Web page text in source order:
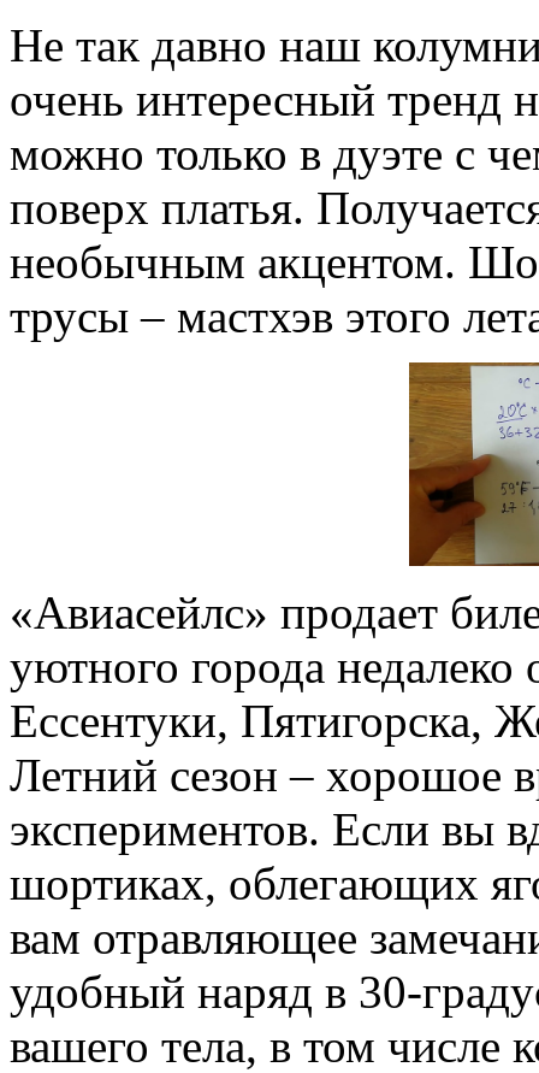
Не так давно наш
очень интересный тренд
можно только в дуэте с
поверх платья.
необычным акцентом.
трусы – мастхэв этого
«Авиасейлс» продает
уютного города недалеко
Ессентуки, Пятигорска,
Летний сезон – хорошое
экспериментов. Если вы
шортиках, облегающих
вам отравляющее
удобный наряд в 30-
вашего тела, в том числе